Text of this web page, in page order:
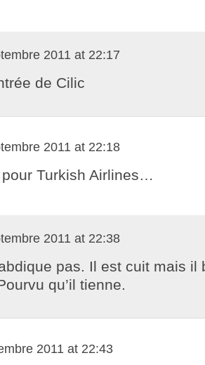
2011 at 22:17
de Cilic
2011 at 22:18
Turkish Airlines…
2011 at 22:38
pas. Il est cuit mais il
qu’il tienne.
2011 at 22:43